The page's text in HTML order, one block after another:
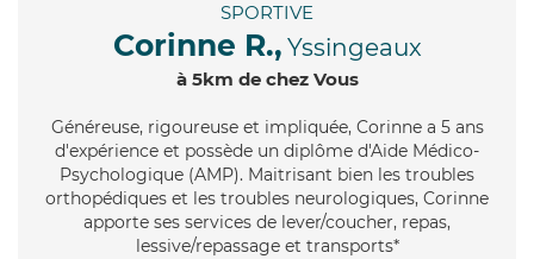
SPORTIVE
Corinne R., Yssingeaux
à 5km de chez Vous
Généreuse, rigoureuse et impliquée, Corinne a 5 ans
d'expérience et possède un diplôme d'Aide Médico-
Psychologique (AMP). Maitrisant bien les troubles
orthopédiques et les troubles neurologiques, Corinne
apporte ses services de lever/coucher, repas,
lessive/repassage et transports*